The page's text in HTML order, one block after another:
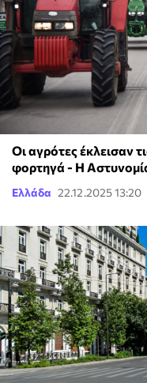
Οι αγρότες έκλεισαν
φορτηγά - Η
Ελλάδα 22.12.2025 13:20